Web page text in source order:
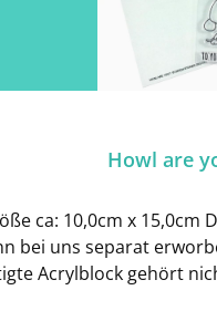
Howl are
ca: 10,0cm x
bei uns separat
Acrylblock gehört